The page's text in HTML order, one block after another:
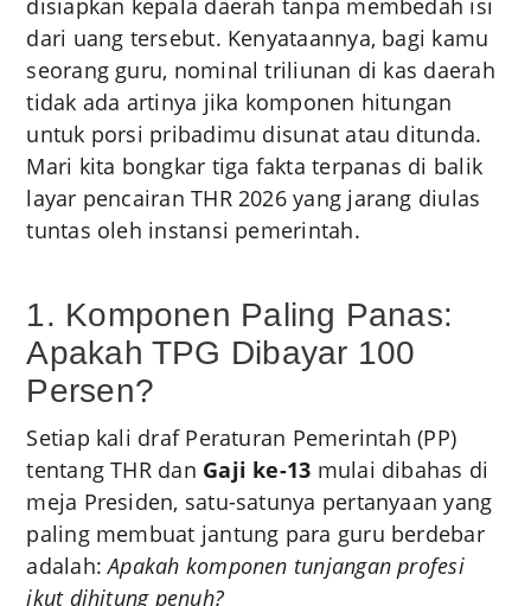
dari uang tersebut. Kenyataannya, bagi kamu
seorang guru, nominal triliunan di kas daerah
tidak ada artinya jika komponen hitungan
untuk porsi pribadimu disunat atau ditunda.
Mari kita bongkar tiga fakta terpanas di balik
layar pencairan THR 2026 yang jarang diulas
tuntas oleh instansi pemerintah.
1. Komponen Paling Panas:
Apakah TPG Dibayar 100
Persen?
Setiap kali draf Peraturan Pemerintah (PP)
tentang THR dan Gaji ke-13 mulai dibahas di
meja Presiden, satu-satunya pertanyaan yang
paling membuat jantung para guru berdebar
adalah:Apakah komponen tunjangan profesi
ikut dihitung penuh?